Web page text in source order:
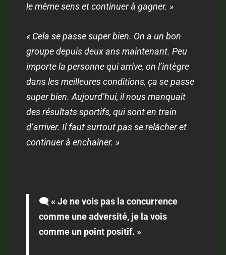
le même sens et continuer à gagner. »
« Cela se passe super bien. On a un bon
groupe depuis deux ans maintenant. Peu
importe la personne qui arrive, on l’intègre
dans les meilleures conditions, ça se passe
super bien. Aujourd’hui, il nous manquait
des résultats sportifs, qui sont en train
d’arriver. Il faut surtout pas se relâcher et
continuer à enchaîner. »
🗨️ « Je ne vois pas la concurrence
comme une adversité, je la vois
comme un point positif. »